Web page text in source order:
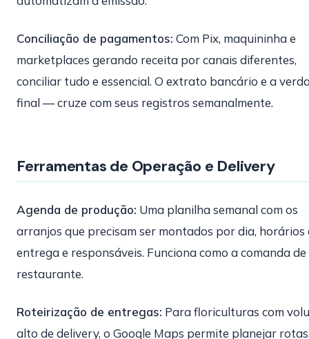
Conciliação de pagamentos: Com Pix, maquininha e
marketplaces gerando receita por canais diferentes,
conciliar tudo e essencial. O extrato bancário e a
final — cruze com seus registros semanalmente.
Ferramentas de Operação e Delivery
Agenda de produção: Uma planilha semanal com os
arranjos que precisam ser montados por dia, horários
entrega e responsáveis. Funciona como a comanda de
restaurante.
Roteirização de entregas: Para floriculturas com
alto de delivery, o Google Maps permite planejar rotas